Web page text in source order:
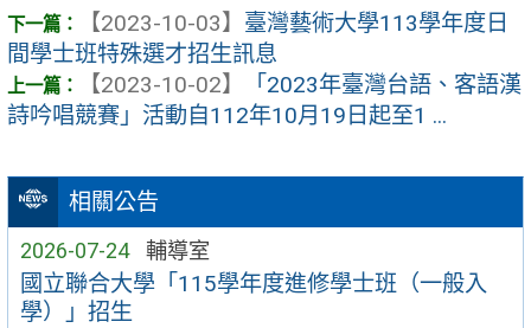
相關公告
2026-07-24 輔導室
國立聯合大學「115學年度進修學士班（一般入
學）」招生
【2023-10-03】 臺灣藝術大學113學年度日
間學士班特殊選才招生訊息
【2023-10-02】
「2023年臺灣台語、客語漢
詩吟唱競賽」活動自112年10月19日起至1 ...